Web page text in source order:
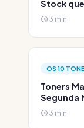
Stock
3 min
OS 10
Toners
Segunda
3 min